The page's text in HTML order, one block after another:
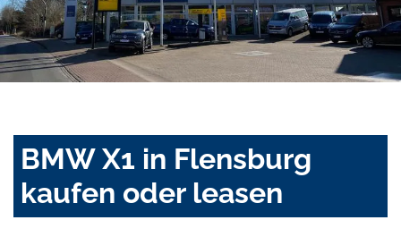
BMW X1 in Flensburg
kaufen oder leasen